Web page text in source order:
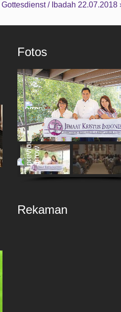
Gottesdienst / Ibadah 22.07.2018
Fotos
Rekaman